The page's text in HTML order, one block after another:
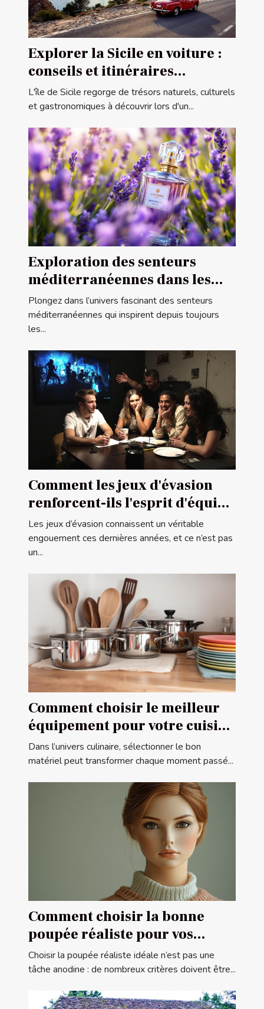
Explorer la Sicile en voiture :
conseils et itinéraires
conseillés
L'île de Sicile regorge de trésors naturels, culturels
et gastronomiques à découvrir lors d'un...
Exploration des senteurs
méditerranéennes dans les
parfums féminins
Plongez dans l’univers fascinant des senteurs
méditerranéennes qui inspirent depuis toujours
les...
Comment les jeux d'évasion
renforcent-ils l'esprit d'équipe
?
Les jeux d’évasion connaissent un véritable
engouement ces dernières années, et ce n’est pas
un...
Comment choisir le meilleur
équipement pour votre cuisine
?
Dans l’univers culinaire, sélectionner le bon
matériel peut transformer chaque moment passé...
Comment choisir la bonne
poupée réaliste pour vos
besoins
Choisir la poupée réaliste idéale n’est pas une
tâche anodine : de nombreux critères doivent être...